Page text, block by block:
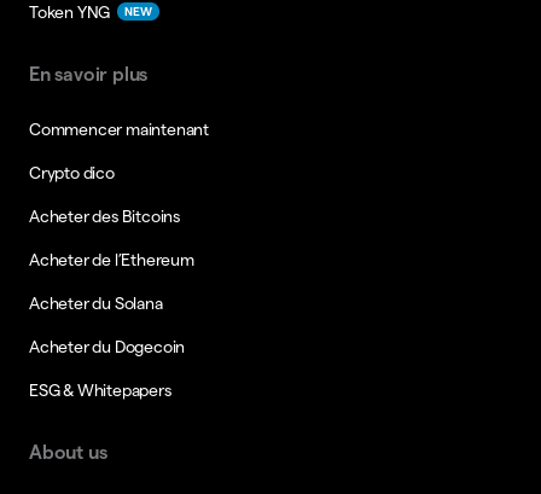
Token YNG NEW
En savoir plus
Commencer maintenant
Crypto dico
Acheter des Bitcoins
Acheter de l’Ethereum
Acheter du Solana
Acheter du Dogecoin
ESG & Whitepapers
About us